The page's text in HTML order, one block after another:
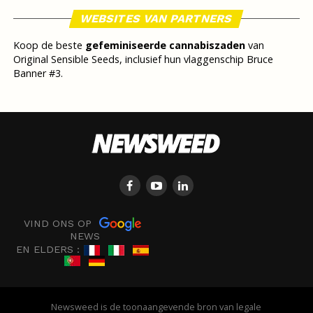
WEBSITES VAN PARTNERS
Koop de beste gefeminiseerde cannabiszadenvan
Original Sensible Seeds, inclusief hun vlaggenschip Bruce
Banner #3.
VIND ONS OP
NEWS
EN ELDERS :
Newsweed is de toonaangevende bron van legale